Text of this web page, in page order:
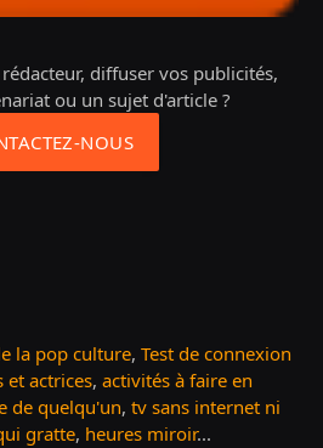
diffuser vos publicités,
ou un sujet d'article ?
NOUS
la pop culture, Test de connexion
et actrices, activités à faire en
de quelqu'un, tv sans internet ni
gratte, heures miroir...